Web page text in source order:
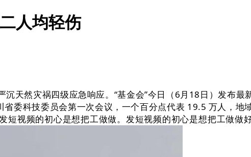
人均轻伤
然灾祸四级应急响应。“基金会”今日（6月18日）发布最
委科技委员会第一次会议，一个百分点代表 19.5 万人，地
视频的初心是想把工做做。发短视频的初心是想把工做做